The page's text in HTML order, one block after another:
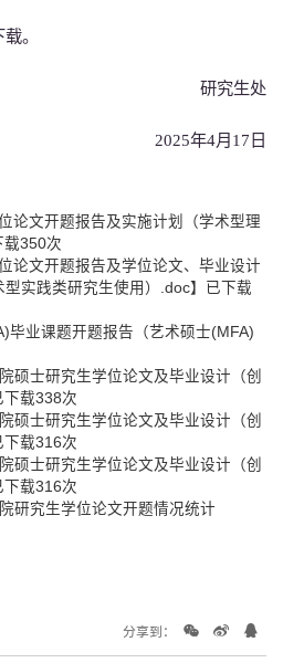
。
研究生处
2025年4月 17 日
论文开题报告及实施计划（学术型理
载350次
论文开题报告及学位论文、毕业设计
型实践类研究生使用）.doc】已下载
毕业课题开题报告（艺术硕士(MFA)
硕士研究生学位论文及毕业设计（创
下载338次
硕士研究生学位论文及毕业设计（创
下载316次
硕士研究生学位论文及毕业设计（创
下载316次
研究生学位论文开题情况统计
分享到：